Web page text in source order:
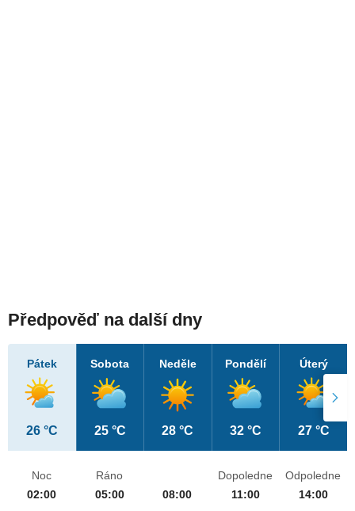
Předpověď na další dny
Pátek
26 °C
Sobota
25 °C
Neděle
28 °C
Pondělí
32 °C
Úterý
27 °C
Noc
02:00
Ráno
05:00
08:00
Dopoledne
11:00
Odpoledne
14:00